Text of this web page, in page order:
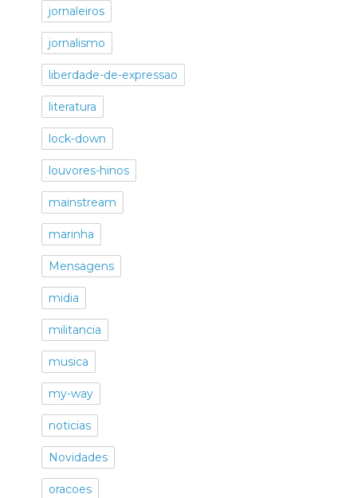
jornaleiros
jornalismo
liberdade-de-expressao
literatura
lock-down
louvores-hinos
mainstream
marinha
Mensagens
midia
militancia
musica
my-way
noticias
Novidades
oracoes